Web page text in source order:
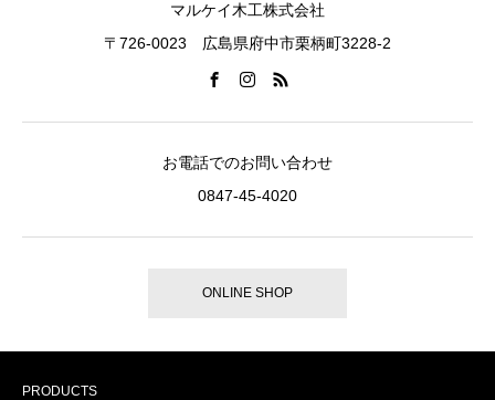
マルケイ木工株式会社
〒726-0023 広島県府中市栗柄町3228-2
お電話でのお問い合わせ
0847-45-4020
ONLINE SHOP
PRODUCTS